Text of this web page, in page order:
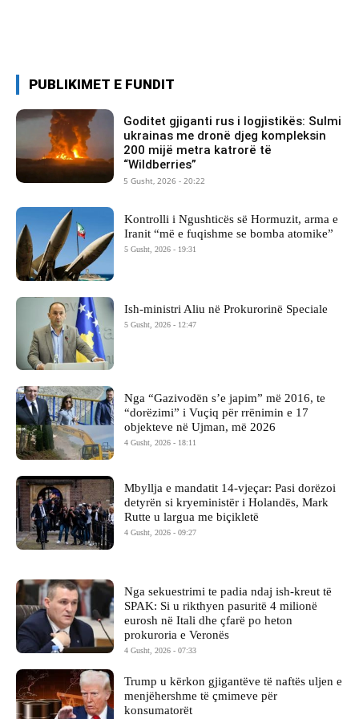
PUBLIKIMET E FUNDIT
Goditet gjiganti rus i logjistikës: Sulmi
ukrainas me dronë djeg kompleksin
200 mijë metra katrorë të
“Wildberries”
5 Gusht, 2026 - 20:22
Kontrolli i Ngushticës së Hormuzit, arma e
Iranit “më e fuqishme se bomba atomike”
5 Gusht, 2026 - 19:31
Ish-ministri ​Aliu në Prokurorinë Speciale
5 Gusht, 2026 - 12:47
Nga “Gazivodën s’e japim” më 2016, te
“dorëzimi” i Vuçiq për rrënimin e 17
objekteve në Ujman, më 2026
4 Gusht, 2026 - 18:11
Mbyllja e mandatit 14-vjeçar: Pasi dorëzoi
detyrën si kryeministër i Holandës, Mark
Rutte u largua me biçikletë
4 Gusht, 2026 - 09:27
Nga sekuestrimi te padia ndaj ish-kreut të
SPAK: Si u rikthyen pasuritë 4 milionë
eurosh në Itali dhe çfarë po heton
prokuroria e Veronës
4 Gusht, 2026 - 07:33
Trump u kërkon gjigantëve të naftës uljen e
menjëhershme të çmimeve për
konsumatorët